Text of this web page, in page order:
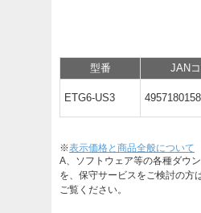
型番 JAN
ETG6-US3
※表示価格と商品全般について
A、ソフトウェア等の各種ダウ
を、保守サービスをご検討の方
ご覧ください。